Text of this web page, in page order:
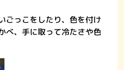
ごっこをしたり、色を付け
べ、手に取って冷たさや色